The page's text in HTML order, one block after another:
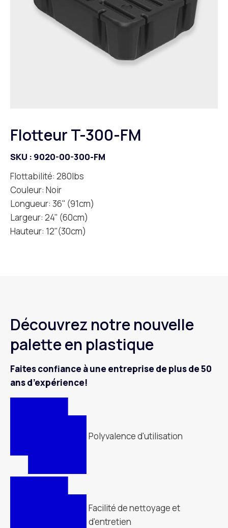
Flotteur T-300-FM
SKU : 9020-00-300-FM
Flottabilité: 280lbs
Couleur: Noir
Longueur: 36'' (91cm)
Largeur: 24'' (60cm)
Hauteur: 12''(30cm)
Découvrez notre nouvelle
palette en plastique
Faites confiance à une entreprise de plus de 50
ans d’expérience!
Polyvalence d'utilisation
Facilité de nettoyage et
d'entretien